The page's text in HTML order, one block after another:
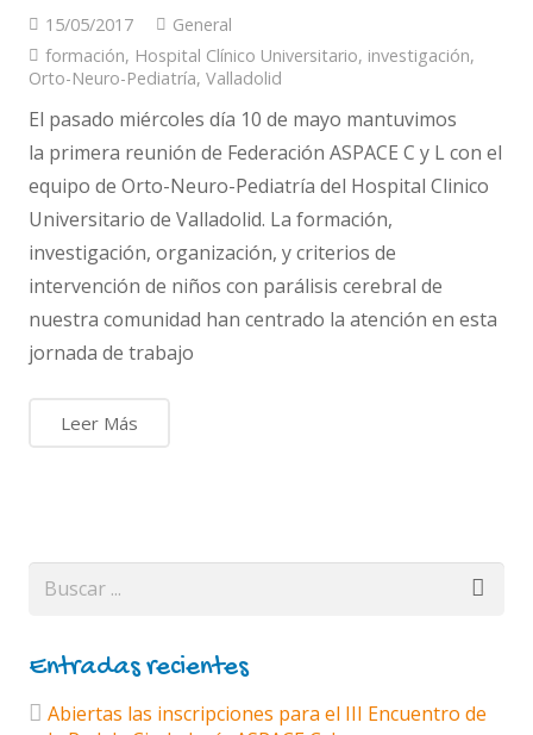
15/05/2017
General
formación, Hospital Clínico Universitario, investigación,
Orto-Neuro-Pediatría, Valladolid
El pasado miércoles día 10 de mayo mantuvimos
la primera reunión de Federación ASPACE C y L con el
equipo de Orto-Neuro-Pediatría del Hospital Clinico
Universitario de Valladolid. La formación,
investigación, organización, y criterios de
intervención de niños con parálisis cerebral de
nuestra comunidad han centrado la atención en esta
jornada de trabajo
Leer Más
Entradas recientes
Abiertas las inscripciones para el III Encuentro de